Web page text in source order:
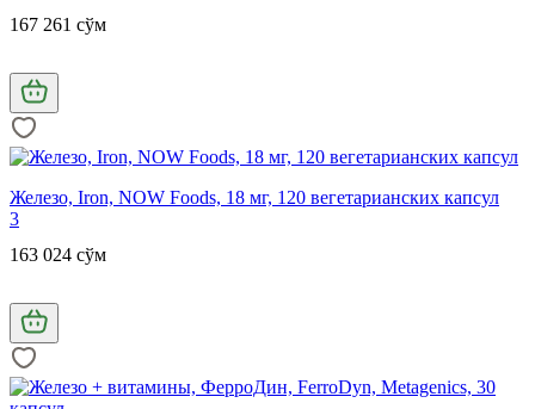
167 261 сўм
Железо, Iron, NOW Foods, 18 мг, 120 вегетарианских капсул
3
163 024 сўм